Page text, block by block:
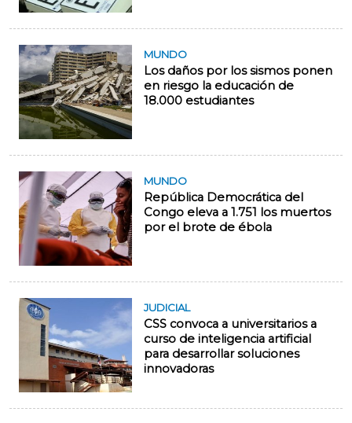
MUNDO
Los daños por los sismos ponen
en riesgo la educación de
18.000 estudiantes
MUNDO
República Democrática del
Congo eleva a 1.751 los muertos
por el brote de ébola
JUDICIAL
CSS convoca a universitarios a
curso de inteligencia artificial
para desarrollar soluciones
innovadoras